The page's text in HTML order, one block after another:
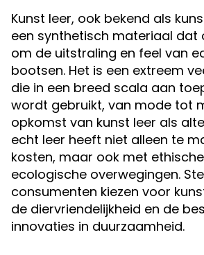
Kunst leer, ook bekend als
een synthetisch materiaal dat
om de uitstraling en feel van
bootsen. Het is een extreem
die in een breed scala aan
wordt gebruikt, van mode tot
opkomst van kunst leer als
echt leer heeft niet alleen te
kosten, maar ook met
ecologische overwegingen.
consumenten kiezen voor
de diervriendelijkheid en de
innovaties in duurzaamheid.